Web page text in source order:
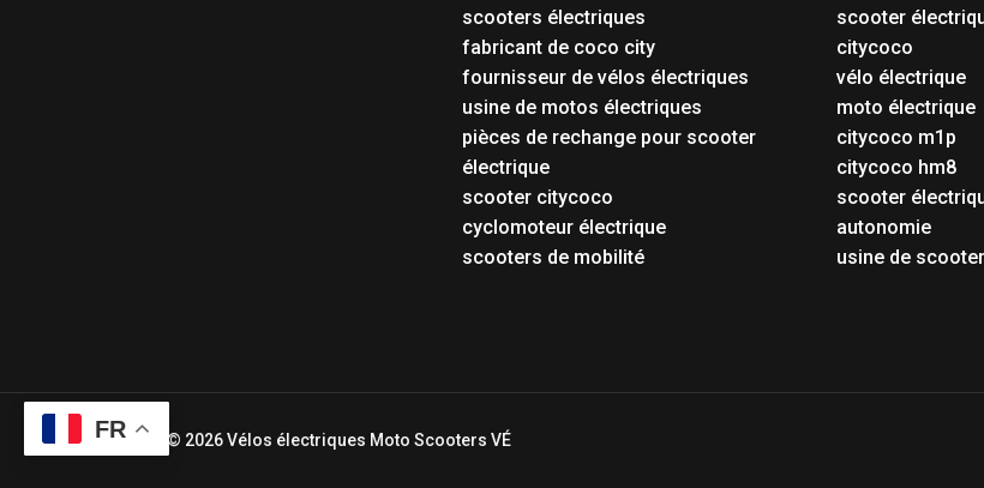
scooters électriques
fabricant de coco city
fournisseur de vélos électriques
usine de motos électriques
pièces de rechange pour scooter
électrique
scooter citycoco
cyclomoteur électrique
scooters de mobilité
scooter
citycoco
vélo électrique
moto électrique
citycoco m1p
citycoco hm8
scooter
autonomie
usine de
Copyright © 2026 Vélos électriques Moto Scooters VÉ
FR